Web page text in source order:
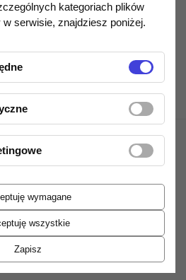
produktu
kategoriach plików
serwisie, znajdziesz poniżej.
wymagane
wszystkie
Zapisz